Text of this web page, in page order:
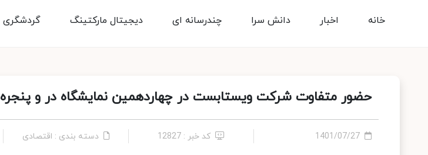
گردشگری دیجیتال مارکتینگ چندرسانه ای دانش سرا اخبار خانه
حضور متفاوت شرکت ویستابست در چهاردهمین نمایشگاه در و پنجره
1401/07/27 کد خبر : 12827 دسته بندی : اقتصادی